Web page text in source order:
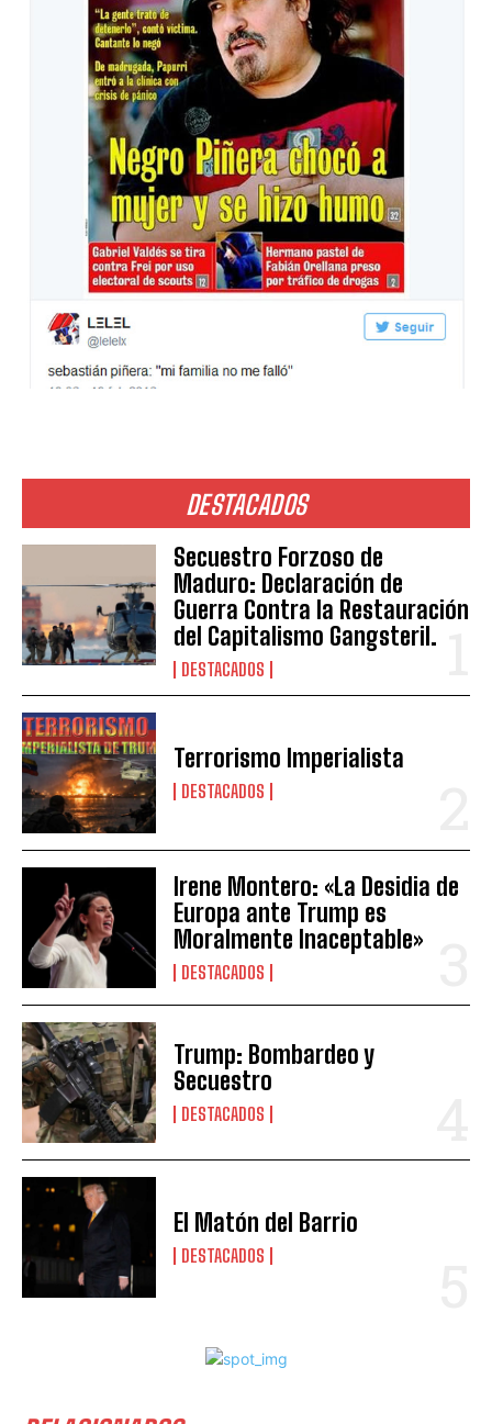
DESTACADOS
Secuestro Forzoso de
Maduro: Declaración de
Guerra Contra la Restauración
del Capitalismo Gangsteril.
DESTACADOS
Terrorismo Imperialista
DESTACADOS
Irene Montero: «La Desidia de
Europa ante Trump es
Moralmente Inaceptable»
DESTACADOS
Trump: Bombardeo y
Secuestro
DESTACADOS
El Matón del Barrio
DESTACADOS